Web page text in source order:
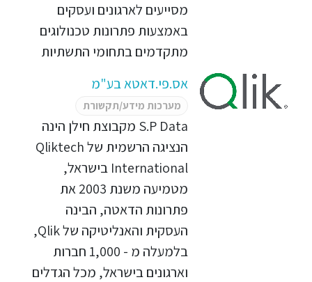
מסייעים לארגונים ועסקים
באמצעות פתרונות טכנולוגים
מתקדמים בתחומי התשתיות
אס.פי.דאטא בע"מ
מערכות מידע/תקשורת
S.P Data מקבוצת חילן הינה
הנציגה הרשמית של Qliktech
International בישראל,
מטמיעה משנת 2003 את
פתרונות הדאטה, הבינה
העסקית והאנליטיקה של Qlik,
בלמעלה מ - 1,000 חברות
וארגונים בישראל, מכל הגדלים